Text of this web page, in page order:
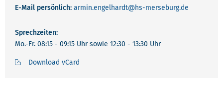
E-Mail persönlich: armin.engelhardt@hs-merseburg.de
Sprechzeiten:
Mo.-Fr. 08:15 - 09:15 Uhr sowie 12:30 - 13:30 Uhr
Download vCard